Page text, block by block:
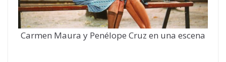
Carmen Maura y Penélope Cruz en una escena